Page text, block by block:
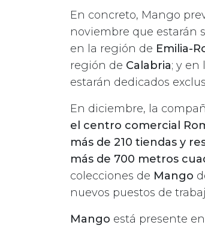
En concreto, Mango
noviembre que estarán
en la región de Emilia-
región de Calabria; y en
estarán dedicados
En diciembre, la
el centro comercial
más de 210 tiendas y
más de 700 metros
colecciones de Mango
nuevos puestos de
Mango está presente en